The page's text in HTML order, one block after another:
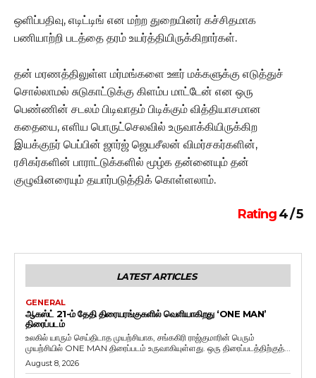
ஒளிப்பதிவு, எடிட்டிங் என மற்ற துறையினர் கச்சிதமாக
பணியாற்றி படத்தை தரம் உயர்த்தியிருக்கிறார்கள்.
தன் மரணத்திலுள்ள மர்மங்களை ஊர் மக்களுக்கு எடுத்துச்
சொல்லாமல் சுடுகாட்டுக்கு கிளம்ப மாட்டேன் என ஒரு
பெண்ணின் சடலம் பிடிவாதம் பிடிக்கும் வித்தியாசமான
கதையை, எளிய பொருட்செலவில் உருவாக்கியிருக்கிற
இயக்குநர் பெப்பின் ஜார்ஜ் ஜெயசீலன் விமர்சகர்களின்,
ரசிகர்களின் பாராட்டுக்களில் மூழ்க தன்னையும் தன்
குழுவினரையும் தயார்படுத்திக் கொள்ளலாம்.
Rating4 / 5
LATEST ARTICLES
GENERAL
ஆகஸ்ட் 21-ம் தேதி திரையரங்குகளில் வெளியாகிறது ‘ONE MAN’
திரைப்படம்
உலகில் யாரும் செய்திடாத முயற்சியாக, சங்ககிரி ராஜ்குமாரின் பெரும்
முயற்சியில் ONE MAN திரைப்படம் உருவாகியுள்ளது. ஒரு திரைப்படத்திற்குத்...
August 8, 2026